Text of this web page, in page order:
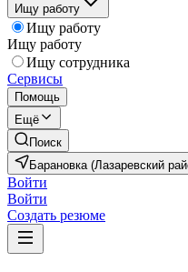
Ищу работу
Ищу работу
Ищу работу
Ищу сотрудника
Сервисы
Помощь
Ещё
Поиск
Барановка (Лазаревский
Войти
Войти
Создать резюме